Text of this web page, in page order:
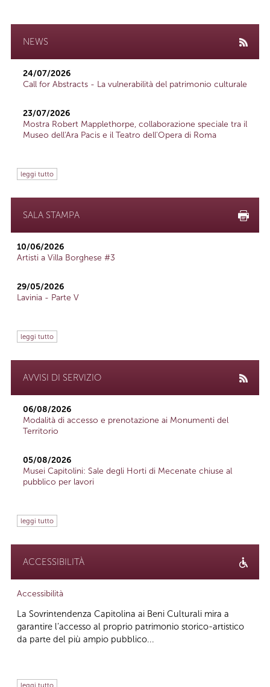
NEWS
24/07/2026
Call for Abstracts - La vulnerabilità del patrimonio culturale
23/07/2026
Mostra Robert Mapplethorpe, collaborazione speciale tra il
Museo dell'Ara Pacis e il Teatro dell'Opera di Roma
leggi tutto
SALA STAMPA
10/06/2026
Artisti a Villa Borghese #3
29/05/2026
Lavinia - Parte V
leggi tutto
AVVISI DI SERVIZIO
06/08/2026
Modalità di accesso e prenotazione ai Monumenti del
Territorio
05/08/2026
Musei Capitolini: Sale degli Horti di Mecenate chiuse al
pubblico per lavori
leggi tutto
ACCESSIBILITÀ
Accessibilità
La Sovrintendenza Capitolina ai Beni Culturali mira a
garantire l’accesso al proprio patrimonio storico-artistico
da parte del più ampio pubblico...